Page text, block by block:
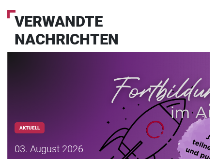
VERWANDTE
NACHRICHTEN
AKTUELL
03. August 2026